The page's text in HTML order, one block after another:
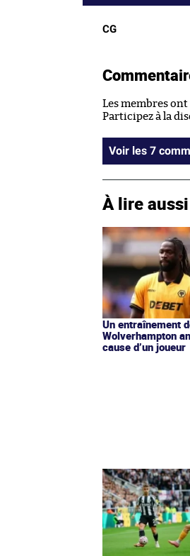
CG
Les membres
Participez à la
Voir les
À lire aussi
Un entraînement
Wolverhampton
cause d’un joueur